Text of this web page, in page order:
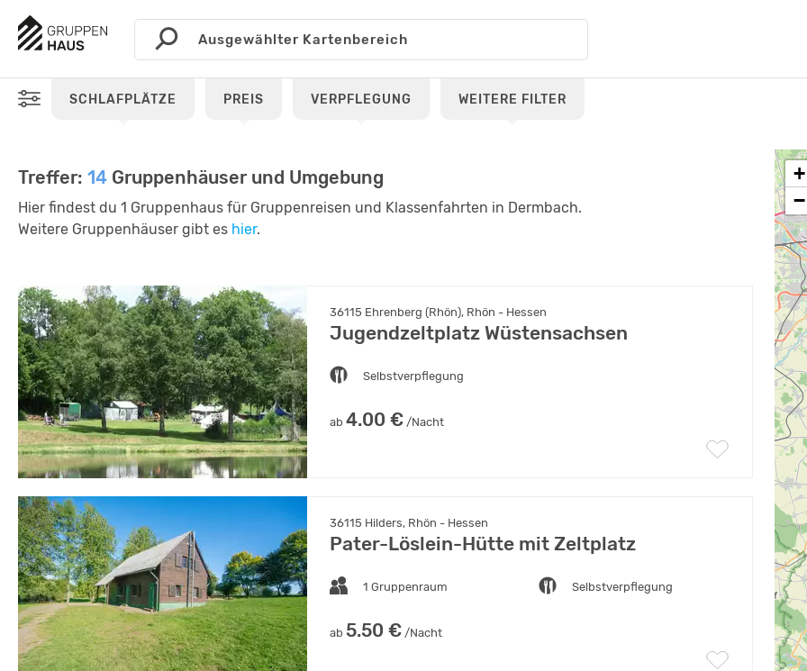
SCHLAFPLÄTZE PREIS VERPFLEGUNG WEITERE FILTER
Treffer: 14 Gruppenhäuser und Umgebung
Hier findest du 1 Gruppenhaus für Gruppenreisen und Klassenfahrten in Dermbach.
Weitere Gruppenhäuser gibt es hier.
36115 Ehrenberg (Rhön), Rhön - Hessen
Jugendzeltplatz Wüstensachsen
Selbstverpflegung
ab 4.00 € /Nacht
36115 Hilders, Rhön - Hessen
Pater-Löslein-Hütte mit Zeltplatz
1 Gruppenraum Selbstverpflegung
ab 5.50 € /Nacht
+
−